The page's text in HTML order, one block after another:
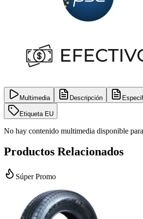
Multimedia Descripción
Etiqueta EU
No hay contenido multimedia disponible
Productos Relacionados
Súper Promo